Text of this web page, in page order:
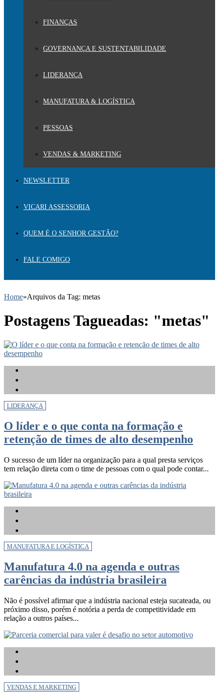
FINANÇAS
GOVERNANÇA E SUSTENTABILIDADE
LIDERANÇA
MANUFATURA & LOGÍSTICA
PESSOAS
VENDAS & MARKETING
NEWSLETTER
VICARI ASSESSORIA
QUEM É O SENHOR GESTÃO?
FALE COMIGO
Home»Arquivos da Tag: metas
Postagens Tagueadas: "metas"
LIDERANÇA
O líder e o que conta na formação e
retenção de times de alto desempenho
O sucesso de um líder na organização para a qual presta serviços
tem relação direta com o time de pessoas com o qual pode contar...
MANUFATURA E LOGÍSTICA
Manufatura 4.0 na agenda e outras
carências da indústria brasileira
Não é possível afirmar que a indústria nacional esteja sucateada, ou
próximo disso, porém é notória a perda de competitividade em
relação a outros países...
VENDAS E MARKETING